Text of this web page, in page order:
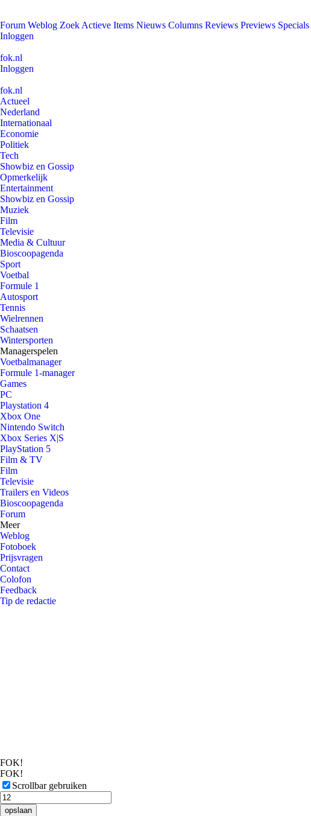
Forum Weblog Zoek Actieve Items Nieuws Columns Reviews Previews Specials
Inloggen
fok.nl
Inloggen
fok.nl
Actueel
Nederland
Internationaal
Economie
Politiek
Tech
Showbiz en Gossip
Opmerkelijk
Entertainment
Showbiz en Gossip
Muziek
Film
Televisie
Media & Cultuur
Bioscoopagenda
Sport
Voetbal
Formule 1
Autosport
Tennis
Wielrennen
Schaatsen
Wintersporten
Managerspelen
Voetbalmanager
Formule 1-manager
Games
PC
Playstation 4
Xbox One
Nintendo Switch
Xbox Series X|S
PlayStation 5
Film & TV
Film
Televisie
Trailers en Videos
Bioscoopagenda
Forum
Meer
Weblog
Fotoboek
Prijsvragen
Contact
Colofon
Feedback
Tip de redactie
FOK!
FOK!
Scrollbar gebruiken
opslaan